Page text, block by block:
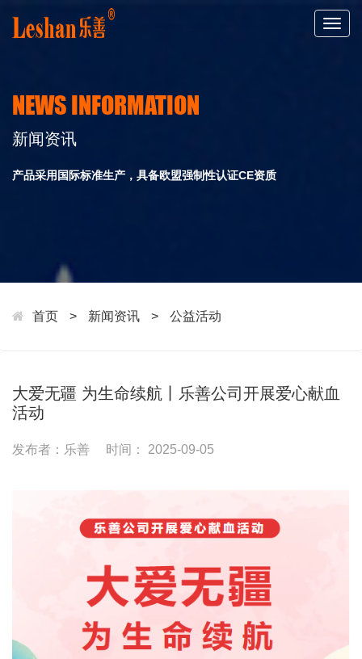
NEWS INFORMATION
新闻资讯
产品采用国际标准生产，具备欧盟强制性认证CE资质
首页 > 新闻资讯 > 公益活动
大爱无疆 为生命续航丨乐善公司开展爱心献血
活动
发布者：乐善 时间： 2025-09-05